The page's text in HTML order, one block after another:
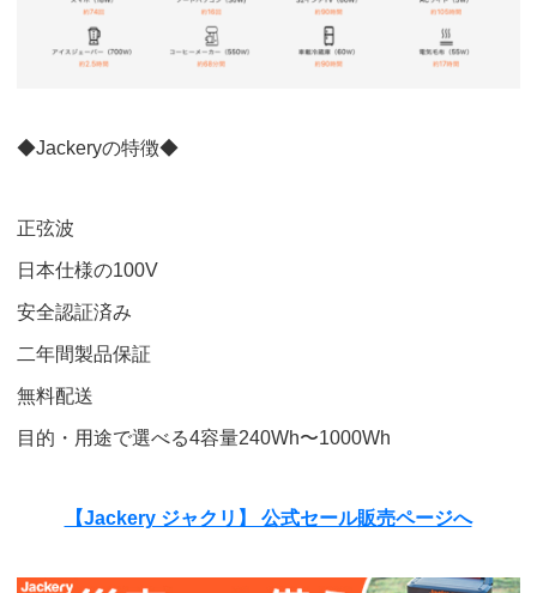
◆Jackeryの特徴◆
正弦波
日本仕様の100V
安全認証済み
二年間製品保証
無料配送
目的・用途で選べる4容量240Wh〜1000Wh
【Jackery ジャクリ】 公式セール販売ページへ